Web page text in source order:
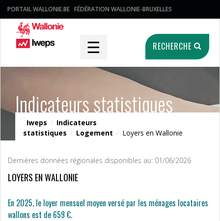
PORTAIL WALLONIE.BE FÉDÉRATION WALLONIE-BRUXELLES
☰ RECHERCHE
Indicateurs statistiques
Iweps / Indicateurs
statistiques / Logement / Loyers en Wallonie
Dernières données régionales disponibles au: 01/06/2026
LOYERS EN WALLONIE
En 2025, le loyer mensuel moyen versé par les ménages locataires
wallons est de 659 €.